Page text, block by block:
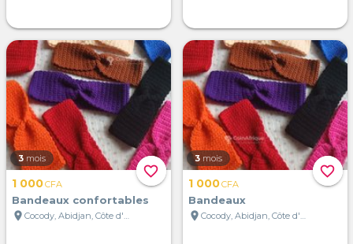
favorite_border
3 mois
1 000CFA
Bandeaux confortables
location_on
Cocody, Abidjan, Côte d'Ivoire
favorite_border
3 mois
1 000CFA
Bandeaux
location_on
Cocody, Abidjan, Côte d'Ivoire